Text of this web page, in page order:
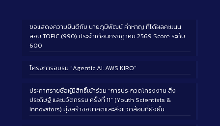
ขอแสดงความยินดีกับ นายภูมิพัฒน์ คำหาญ ที่ได้ผลคะแนน
สอบ TOEIC (990) ประจำเดือนกรกฎาคม 2569 Score ระดับ
600
โครงการอบรม “Agentic AI: AWS KIRO”
ประกาศรายชื่อผู้มีสิทธิ์เข้าร่วม “การประกวดโครงงาน สิ่ง
ประดิษฐ์ และนวัตกรรม ครั้งที่ 11” (Youth Scientists &
Innovators) มุ่งสร้างอนาคตและสิ่งแวดล้อมที่ยั่งยืน